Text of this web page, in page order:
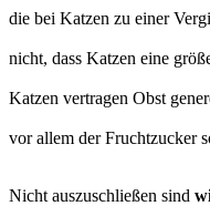
die bei Katzen zu einer
nicht, dass Katzen eine
Katzen vertragen Obst
vor allem der Fruchtzucker
Nicht auszuschließen sind